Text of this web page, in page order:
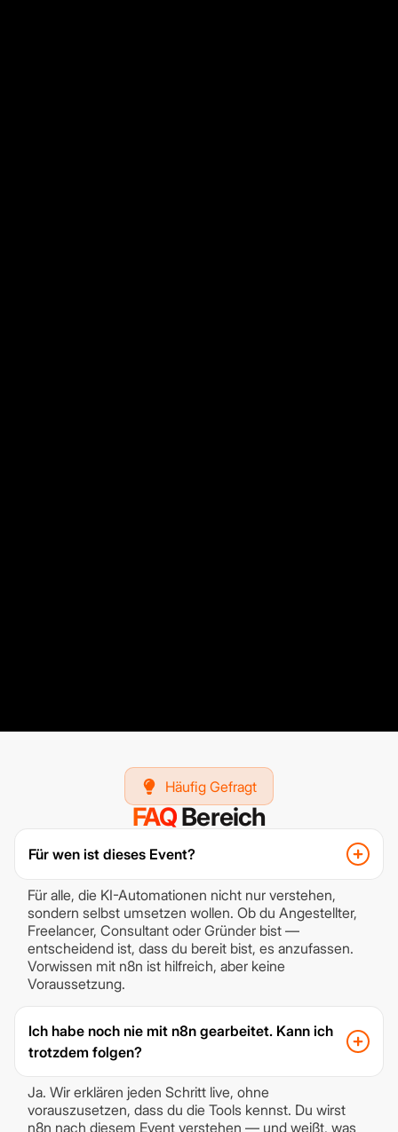
Häufig Gefragt
FAQBereich
Für wen ist dieses Event?
Für alle, die KI-Automationen nicht nur verstehen,
sondern selbst umsetzen wollen. Ob du Angestellter,
Freelancer, Consultant oder Gründer bist —
entscheidend ist, dass du bereit bist, es anzufassen.
Vorwissen mit n8n ist hilfreich, aber keine
Voraussetzung.
Ich habe noch nie mit n8n gearbeitet. Kann ich
trotzdem folgen?
Ja. Wir erklären jeden Schritt live, ohne
vorauszusetzen, dass du die Tools kennst. Du wirst
n8n nach diesem Event verstehen — und weißt, was